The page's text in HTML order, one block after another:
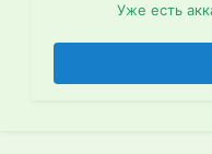
Уже есть